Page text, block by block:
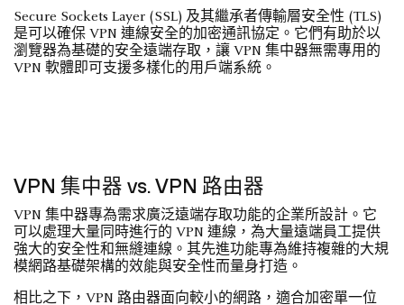
Secure Sockets Layer (SSL) 及其繼承者傳輸層安全性 (TLS)
是可以確保 VPN 連線安全的加密通訊協定。它們有助於以
瀏覽器為基礎的安全遠端存取，讓 VPN 集中器無需專用的
VPN 軟體即可支援多樣化的用戶端系統。
VPN 集中器 vs. VPN 路由器
VPN 集中器專為需求廣泛遠端存取功能的企業所設計。它
可以處理大量同時進行的 VPN 連線，為大量遠端員工提供
強大的安全性和無縫連線。其先進功能專為維持複雜的大規
模網路基礎架構的效能與安全性而量身打造。
相比之下，VPN 路由器面向較小的網路，適合加密單一位